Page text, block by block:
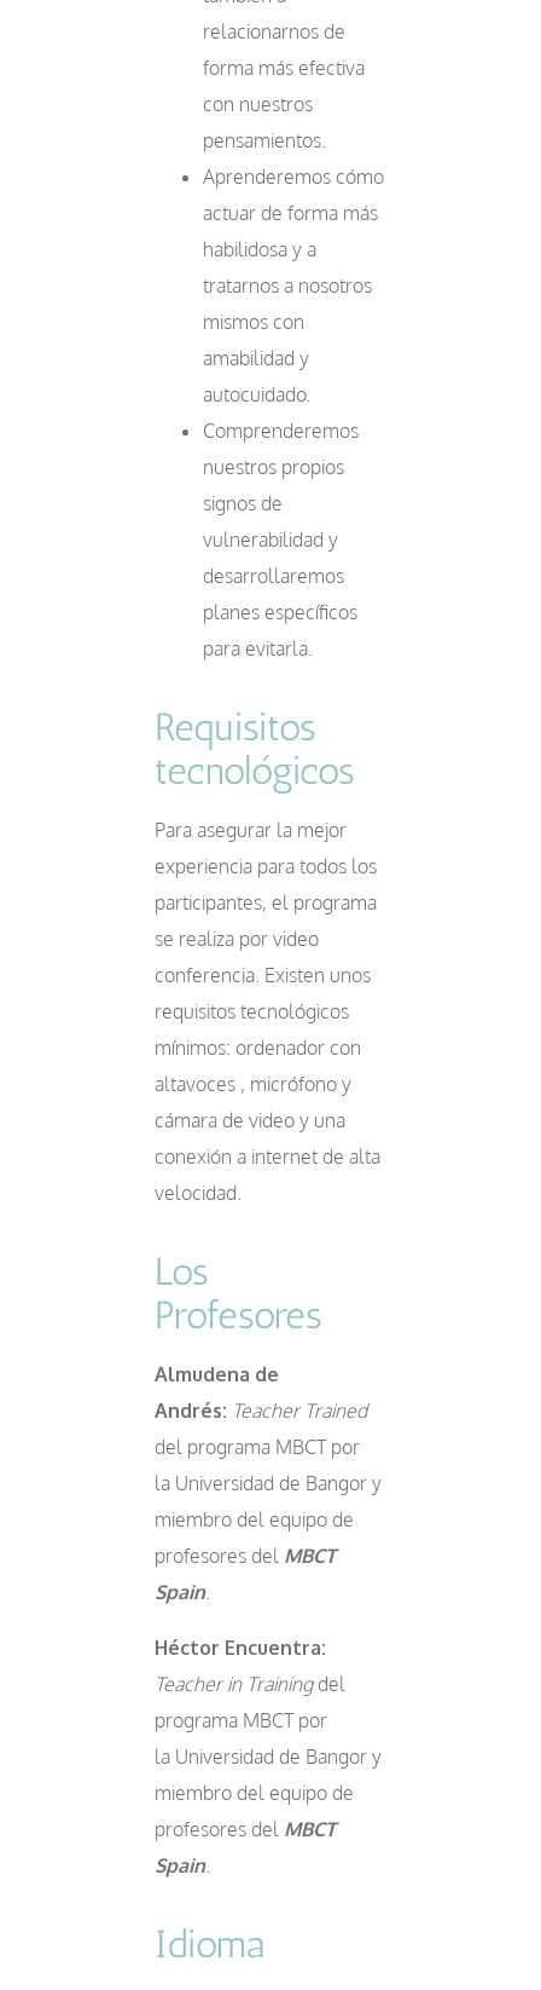
relacionarnos de
forma más efectiva
con nuestros
pensamientos.
Aprenderemos cómo
actuar de forma más
habilidosa y a
tratarnos a nosotros
mismos con
amabilidad y
autocuidado.
Comprenderemos
nuestros propios
signos de
vulnerabilidad y
desarrollaremos
planes específicos
para evitarla.
Requisitos
tecnológicos
Para asegurar la mejor
experiencia para todos los
participantes, el programa
se realiza por video
conferencia. Existen unos
requisitos tecnológicos
mínimos: ordenador con
altavoces , micrófono y
cámara de video y una
conexión a internet de alta
velocidad.
Los
Profesores
Almudena de
Andrés: Teacher Trained
del programa MBCT por
la Universidad de Bangor y
miembro del equipo de
profesores del MBCT
Spain.
Héctor Encuentra:
Teacher in Trainingdel
programa MBCT por
la Universidad de Bangor y
miembro del equipo de
profesores del MBCT
Spain.
Idioma